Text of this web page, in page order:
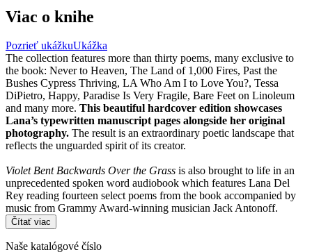
Viac o knihe
Pozrieť ukážkuUkážka
The collection features more than thirty poems, many exclusive to
the book: Never to Heaven, The Land of 1,000 Fires, Past the
Bushes Cypress Thriving, LA Who Am I to Love You?, Tessa
DiPietro, Happy, Paradise Is Very Fragile, Bare Feet on Linoleum
and many more. This beautiful hardcover edition showcases
Lana’s typewritten manuscript pages alongside her original
photography. The result is an extraordinary poetic landscape that
reflects the unguarded spirit of its creator.
Violet Bent Backwards Over the Grass is also brought to life in an
unprecedented spoken word audiobook which features Lana Del
Rey reading fourteen select poems from the book accompanied by
music from Grammy Award-winning musician Jack Antonoff.
Čítať viac
Naše katalógové číslo